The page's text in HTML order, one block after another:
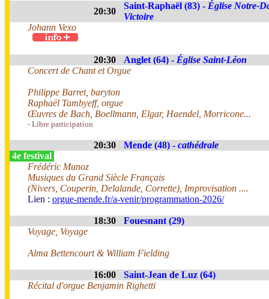
20:30
Saint-Raphaël (83) - Église Notre-
Victoire
Johann Vexo
20:30 Anglet (64) - Église Saint-Léon
Concert de Chant et Orgue
Philippe Barret, baryton
Raphaël Tambyeff, orgue
Œuvres de Bach, Boellmann, Elgar, Haendel, Morricone...
- Libre participation
20:30 Mende (48) - cathédrale
4e festival
Frédéric Munoz
Musiques du Grand Siècle Français
(Nivers, Couperin, Delalande, Corrette), Improvisation ....
Lien : orgue-mende.fr/a-venir/programmation-2026/
18:30
Fouesnant (29)
Voyage, Voyage
Alma Bettencourt & William Fielding
16:00
Saint-Jean de Luz (64)
Récital d'orgue Benjamin Righetti